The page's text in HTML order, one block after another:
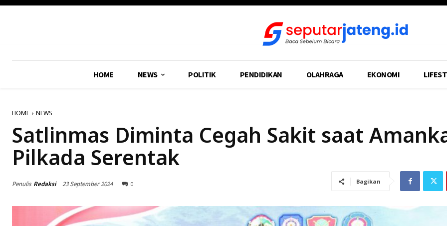
HOME NEWS POLITIK PENDIDIKAN OLAHRAGA EKONOMI
HOME NEWS
Satlinmas Diminta Cegah Sakit saat
Pilkada Serentak
Penulis Redaksi 23 September 2024 0 Bagikan